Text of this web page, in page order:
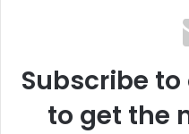
પીઅર્સને વિદેશમાં
વિદ્યાર્થીઓ માટે
આયોજન કર્યું
Subscribe
to get the